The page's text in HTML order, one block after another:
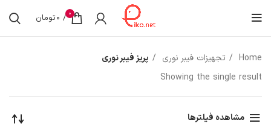
0
/
0تومان
Home تجهیزات فیبر نوری
پریز فیبر نوری
Showing the single result
مشاهده فیلترها